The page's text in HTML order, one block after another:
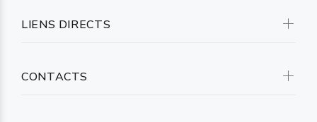
LIENS DIRECTS
CONTACTS